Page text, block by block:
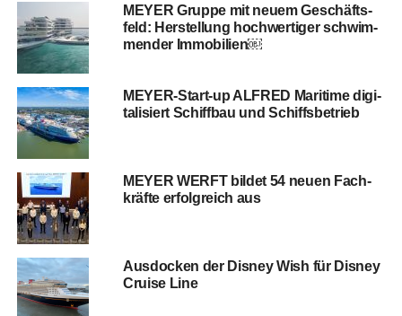
MEYER Grup­pe mit neu­em Geschäfts­
feld: Her­stel­lung hoch­wer­ti­ger schwim­
men­der Immobilien￼
MEY­ER-Start-up ALFRED Mari­ti­me digi­
ta­li­siert Schiff­bau und Schiffsbetrieb
MEYER WERFT bil­det 54 neu­en Fach­
kräf­te erfolg­reich aus
Aus­do­cken der Dis­ney Wish für Dis­ney
Crui­se Line